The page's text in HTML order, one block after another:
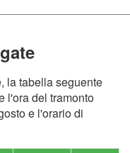
la tabella seguente
l'ora del tramonto
e l'orario di